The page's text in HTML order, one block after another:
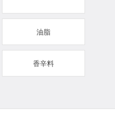
油脂
香辛料